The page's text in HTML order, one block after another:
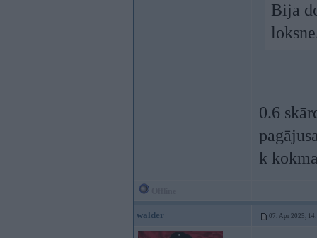
Bija
0.6
k
walder 07. Apr 2025,